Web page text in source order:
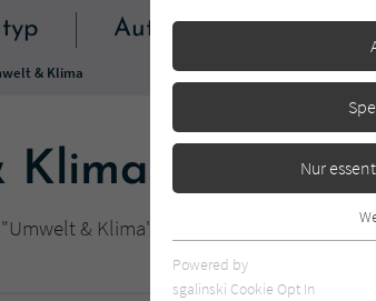
Autor*in Verlage
& Klima
Klima
& Klima" auf Sachbuch-Couch.de.
Nur
Essentielle Cookies werden
benötigt. Dadurch ist
Powered by
sgalinski Cookie Opt In